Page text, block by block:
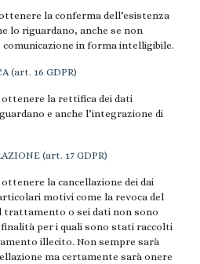
la conferma dell’esistenza
lo riguardano, anche se non
in forma intelligibile.
(art. 16 GDPR)
la rettifica dei dati
e anche l’integrazione di
(art. 17 GDPR)
la cancellazione dei dai
motivi come la revoca del
trattamento o sei dati non sono
per i quali sono stati raccolti
illecito. Non sempre sarà
ma certamente sarà onere